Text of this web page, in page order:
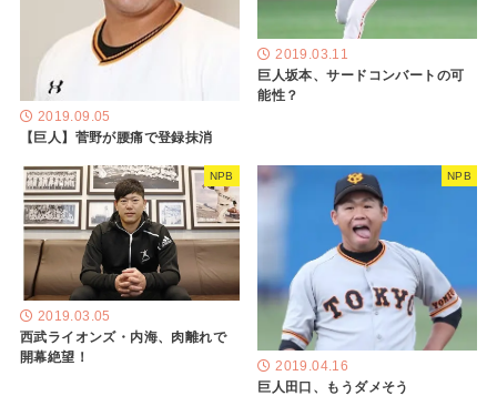
2019.09.05
【巨人】菅野が腰痛で登録抹消
2019.03.11
巨人坂本、サードコンバートの可
能性？
NPB
2019.03.05
西武ライオンズ・内海、肉離れで
開幕絶望！
NPB
2019.04.16
巨人田口、もうダメそう